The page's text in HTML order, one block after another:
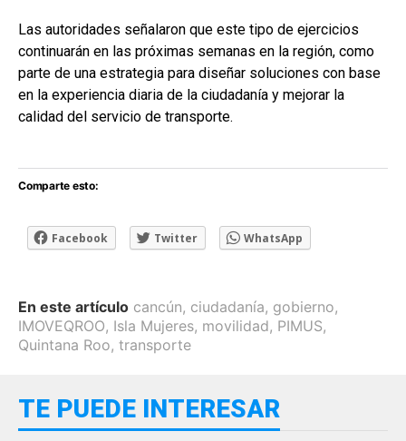
Las autoridades señalaron que este tipo de ejercicios
continuarán en las próximas semanas en la región, como
parte de una estrategia para diseñar soluciones con base
en la experiencia diaria de la ciudadanía y mejorar la
calidad del servicio de transporte.
Comparte esto:
Facebook Twitter WhatsApp
En este artículo cancún, ciudadanía, gobierno,
IMOVEQROO, Isla Mujeres, movilidad, PIMUS,
Quintana Roo, transporte
TE PUEDE INTERESAR